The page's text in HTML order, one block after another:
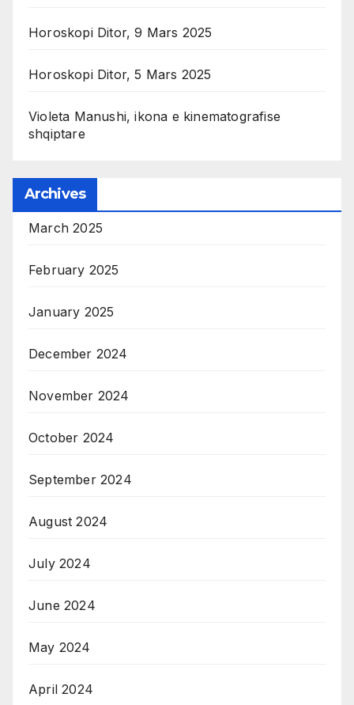
Horoskopi Ditor, 9 Mars 2025
Horoskopi Ditor, 5 Mars 2025
Violeta Manushi, ikona e kinematografise
shqiptare
Archives
March 2025
February 2025
January 2025
December 2024
November 2024
October 2024
September 2024
August 2024
July 2024
June 2024
May 2024
April 2024